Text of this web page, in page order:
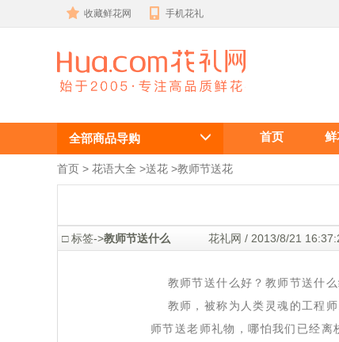
收藏鲜花网 手机花礼
教师节送什么
给老师比较
好？
全部商品导购 首页 鲜
首页 > 花语大全 >送花 >教师节送花
□ 标签->教师节送什么 花礼网 / 2013/8/21
教师节送什么好？教师节送什么
教师，被称为人类灵魂的工程师
师节送老师礼物，哪怕我们已经离